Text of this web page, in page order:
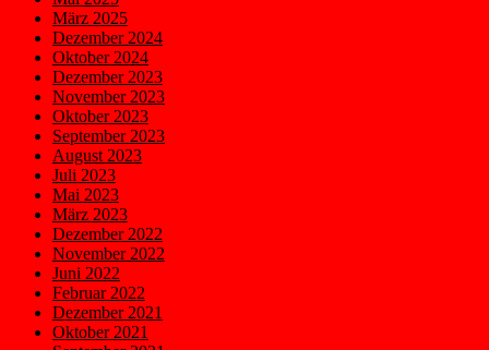
März 2025
Dezember 2024
Oktober 2024
Dezember 2023
November 2023
Oktober 2023
September 2023
August 2023
Juli 2023
Mai 2023
März 2023
Dezember 2022
November 2022
Juni 2022
Februar 2022
Dezember 2021
Oktober 2021